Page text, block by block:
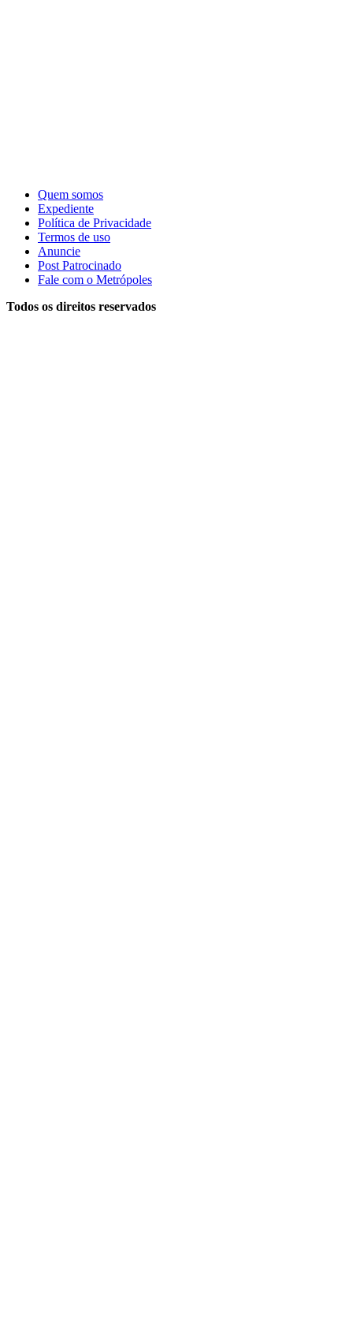
Quem somos
Expediente
Política de Privacidade
Termos de uso
Anuncie
Post Patrocinado
Fale com o Metrópoles
Todos os direitos reservados